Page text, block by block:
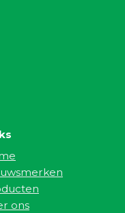
ons